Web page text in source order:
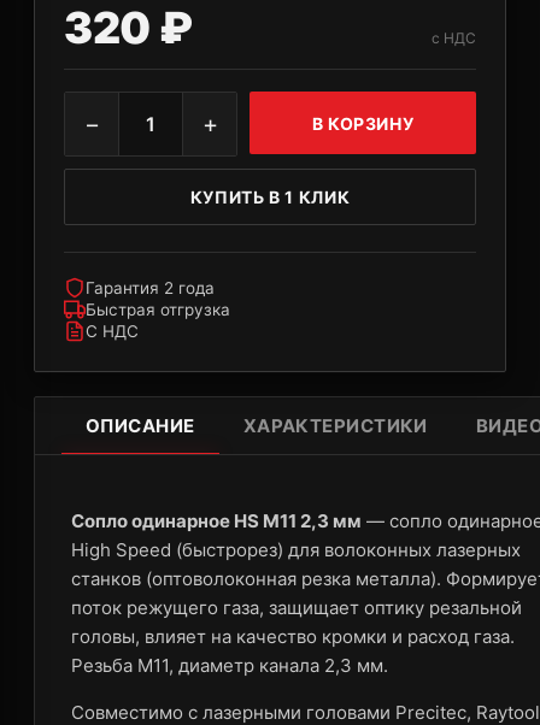
ОПИСАНИЕ ХАРАКТЕРИСТИКИ
Сопло одинарное HS M11 2,3 мм — сопло
High Speed (быстрорез) для волоконных лазерных
станков (оптоволоконная резка металла).
поток режущего газа, защищает оптику резальной
головы, влияет на качество кромки и расход газа.
Резьба M11, диаметр канала 2,3 мм.
Совместимо с лазерными головами Precitec,
320 ₽ с НДС
− 1 + В КОРЗИНУ
КУПИТЬ В 1 КЛИК
Гарантия 2 года
Быстрая отгрузка
С НДС